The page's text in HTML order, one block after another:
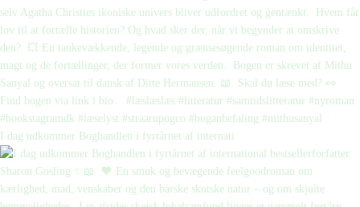
I dag udkommer Boghandlen i fyrtårnet af internati